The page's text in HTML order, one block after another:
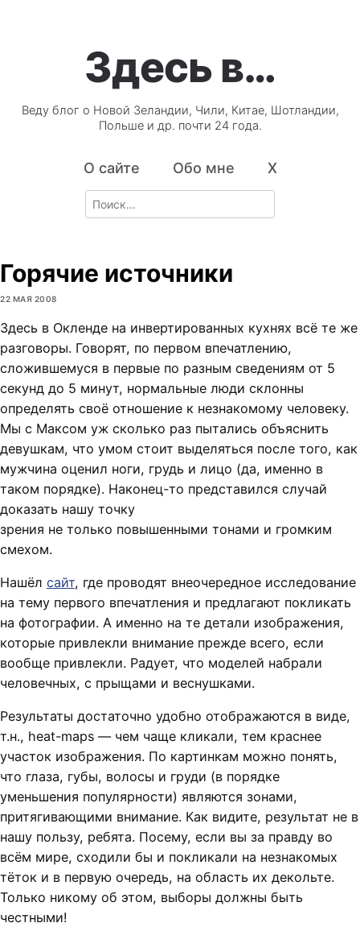
Здесь в…
Веду блог о Новой Зеландии, Чили, Китае, Шотландии,
Польше и др. почти 24 года.
О сайте Обо мне X
Search
for:
Горячие источники
22 МАЯ 2008
Здесь в Окленде на инвертированных кухнях всё те же
разговоры. Говорят, по первом впечатлению,
сложившемуся в первые по разным сведениям от 5
секунд до 5 минут, нормальные люди склонны
определять своё отношение к незнакомому человеку.
Мы с Максом уж сколько раз пытались объяснить
девушкам, что умом стоит выделяться после того, как
мужчина оценил ноги, грудь и лицо (да, именно в
таком порядке). Наконец-то представился случай
доказать нашу точку
зрения не только повышенными тонами и громким
смехом.
Нашёл сайт, где проводят внеочередное исследование
на тему первого впечатления и предлагают покликать
на фотографии. А именно на те детали изображения,
которые привлекли внимание прежде всего, если
вообще привлекли. Радует, что моделей набрали
человечных, с прыщами и веснушками.
Результаты достаточно удобно отображаются в виде,
т.н., heat-maps — чем чаще кликали, тем краснее
участок изображения. По картинкам можно понять,
что глаза, губы, волосы и груди (в порядке
уменьшения популярности) являются зонами,
притягивающими внимание. Как видите, результат не в
нашу пользу, ребята. Посему, если вы за правду во
всём мире, сходили бы и покликали на незнакомых
тёток и в первую очередь, на область их декольте.
Только никому об этом, выборы должны быть
честными!